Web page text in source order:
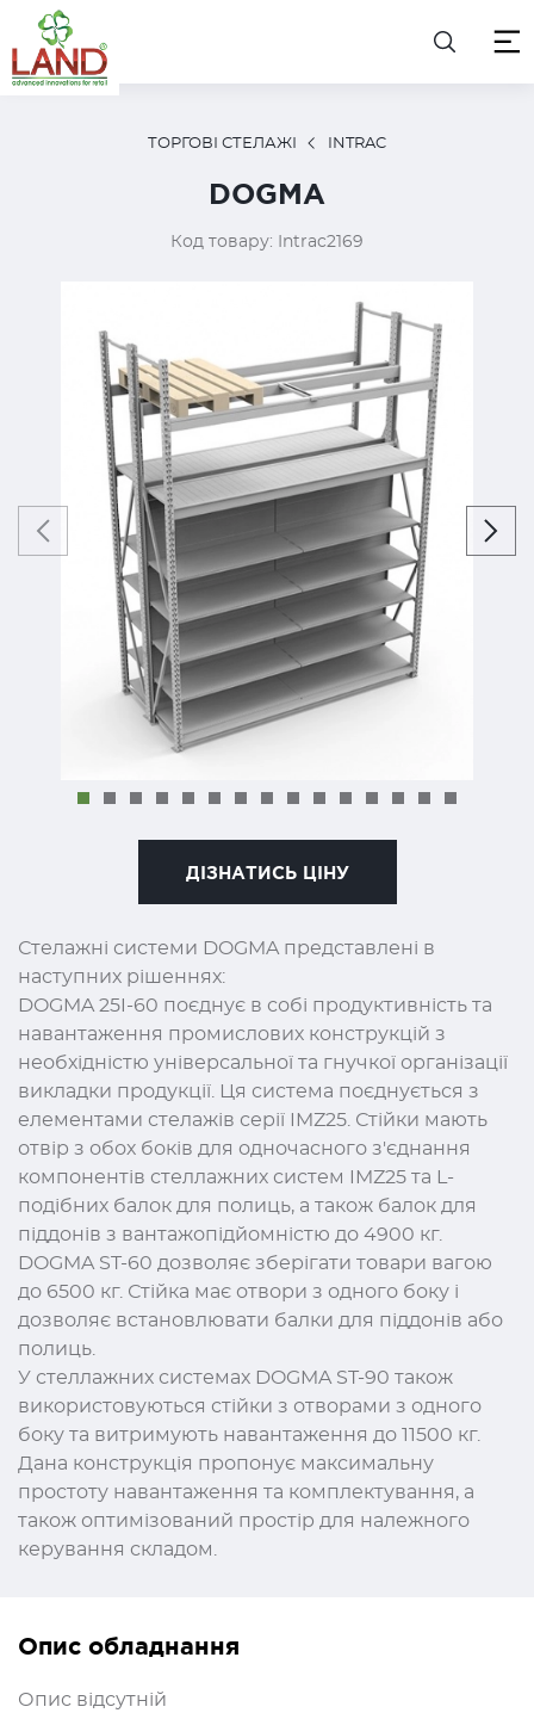
ТОРГОВІ СТЕЛАЖІ INTRAC
DOGMA
Код товару: Intrac2169
ДІЗНАТИСЬ ЦІНУ
Стелажні системи DOGMA представлені в
наступних рішеннях:
DOGMA 25I-60 поєднує в собі продуктивність та
навантаження промислових конструкцій з
необхідністю універсальної та гнучкої організації
викладки продукції. Ця система поєднується з
елементами стелажів серії IMZ25. Стійки мають
отвір з обох боків для одночасного з'єднання
компонентів стеллажних систем IMZ25 та L-
подібних балок для полиць, а також балок для
піддонів з вантажопідйомністю до 4900 кг.
DOGMA ST-60 дозволяє зберігати товари вагою
до 6500 кг. Стійка має отвори з одного боку і
дозволяє встановлювати балки для піддонів або
полиць.
У стеллажних системах DOGMA ST-90 також
використовуються стійки з отворами з одного
боку та витримують навантаження до 11500 кг.
Дана конструкція пропонує максимальну
простоту навантаження та комплектування, а
також оптимізований простір для належного
керування складом.
Опис обладнання
Опис відсутній